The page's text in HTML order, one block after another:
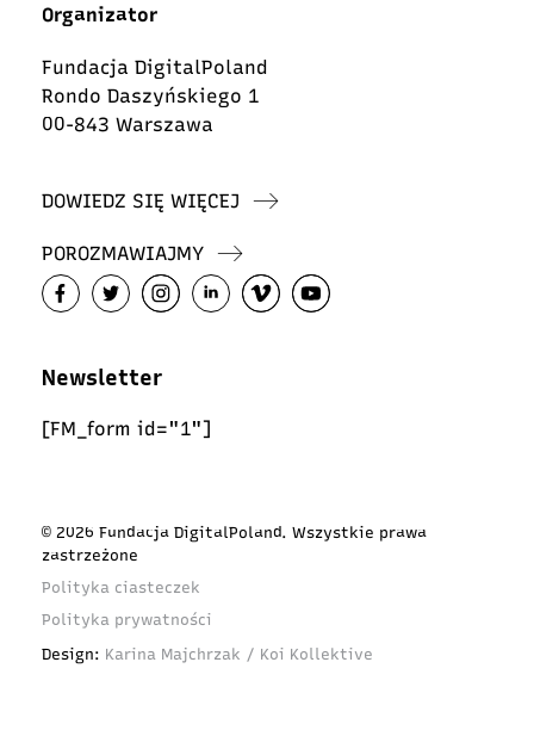
Organizator
Fundacja DigitalPoland
Rondo Daszyńskiego 1
00-843 Warszawa
DOWIEDZ SIĘ WIĘCEJ
POROZMAWIAJMY
Newsletter
[FM_form id="1"]
© 2026 Fundacja DigitalPoland. Wszystkie prawa
zastrzeżone
Polityka ciasteczek
Polityka prywatności
Design: Karina Majchrzak / Koi Kollektive